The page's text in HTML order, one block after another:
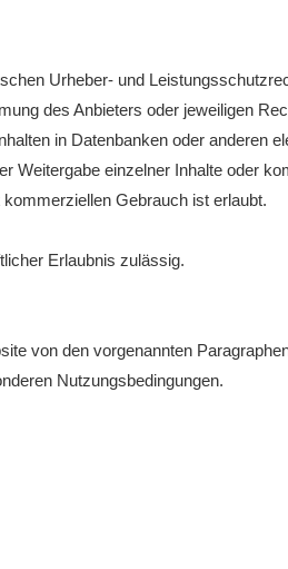
Urheber- und
des Anbieters oder jeweiligen
in Datenbanken oder anderen
Weitergabe einzelner Inhalte oder
Gebrauch ist erlaubt.
Erlaubnis zulässig.
von den vorgenannten
Nutzungsbedingungen.